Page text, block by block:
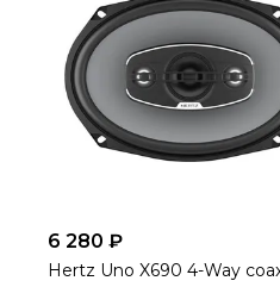
6 280 ₽
Hertz Uno X690 4-Way